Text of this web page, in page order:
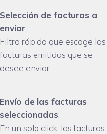
Selección de facturas a
enviar:
Filtro rápido que escoge las
facturas emitidas que se
desee enviar.
Envío de las facturas
seleccionadas:
En un solo click, las facturas